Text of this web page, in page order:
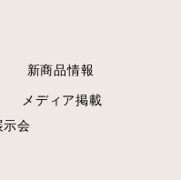
新商品情報
メディア掲載
示会